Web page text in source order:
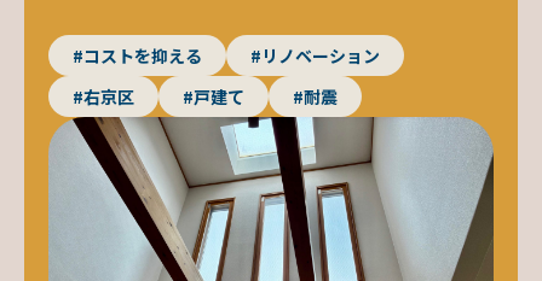
#コストを抑える
#リノベーション
#右京区
#戸建て #耐震